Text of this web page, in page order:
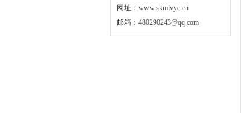
网址： www.skmlvye.cn
邮箱： 480290243@qq.com